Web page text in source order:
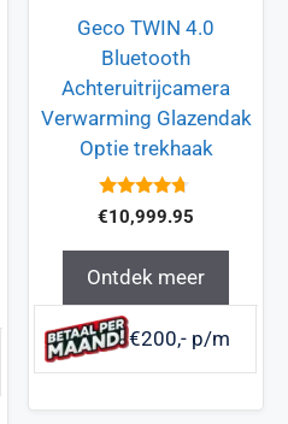
Geco TWIN 4.0
Bluetooth
Achteruitrijcamera
Verwarming Glazendak
Optie trekhaak
4.5
van 5
€10,999.95
Ontdek meer
€200,- p/m